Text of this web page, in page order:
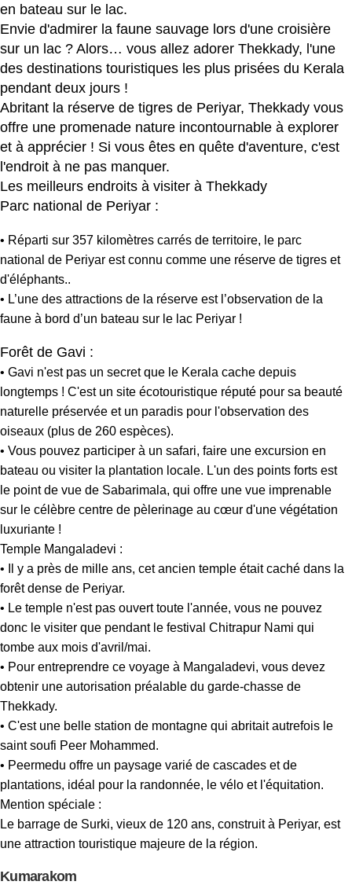
en bateau sur le lac.
Envie d'admirer la faune sauvage lors d'une croisière
sur un lac ? Alors… vous allez adorer Thekkady, l'une
des destinations touristiques les plus prisées du Kerala
pendant deux jours !
Abritant la réserve de tigres de Periyar, Thekkady vous
offre une promenade nature incontournable à explorer
et à apprécier ! Si vous êtes en quête d'aventure, c'est
l'endroit à ne pas manquer.
Les meilleurs endroits à visiter à Thekkady
Parc national de Periyar :
• Réparti sur 357 kilomètres carrés de territoire, le parc
national de Periyar est connu comme une réserve de tigres et
d'éléphants..
• L’une des attractions de la réserve est l’observation de la
faune à bord d’un bateau sur le lac Periyar !
Forêt de Gavi :
• Gavi n'est pas un secret que le Kerala cache depuis
longtemps ! C'est un site écotouristique réputé pour sa beauté
naturelle préservée et un paradis pour l'observation des
oiseaux (plus de 260 espèces).
• Vous pouvez participer à un safari, faire une excursion en
bateau ou visiter la plantation locale. L'un des points forts est
le point de vue de Sabarimala, qui offre une vue imprenable
sur le célèbre centre de pèlerinage au cœur d'une végétation
luxuriante !
Temple Mangaladevi :
• Il y a près de mille ans, cet ancien temple était caché dans la
forêt dense de Periyar.
• Le temple n'est pas ouvert toute l'année, vous ne pouvez
donc le visiter que pendant le festival Chitrapur Nami qui
tombe aux mois d'avril/mai.
• Pour entreprendre ce voyage à Mangaladevi, vous devez
obtenir une autorisation préalable du garde-chasse de
Thekkady.
• C'est une belle station de montagne qui abritait autrefois le
saint soufi Peer Mohammed.
• Peermedu offre un paysage varié de cascades et de
plantations, idéal pour la randonnée, le vélo et l'équitation.
Mention spéciale :
Le barrage de Surki, vieux de 120 ans, construit à Periyar, est
une attraction touristique majeure de la région.
Kumarakom